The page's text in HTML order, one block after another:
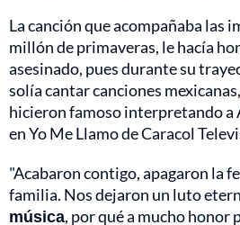
La canción que acompañaba las
millón de primaveras, le hacía
asesinado, pues durante su
solía cantar canciones
hicieron famoso interpretando a
en Yo Me Llamo de Caracol
"Acabaron contigo, apagaron la
familia. Nos dejaron un luto
música, por qué a mucho honor